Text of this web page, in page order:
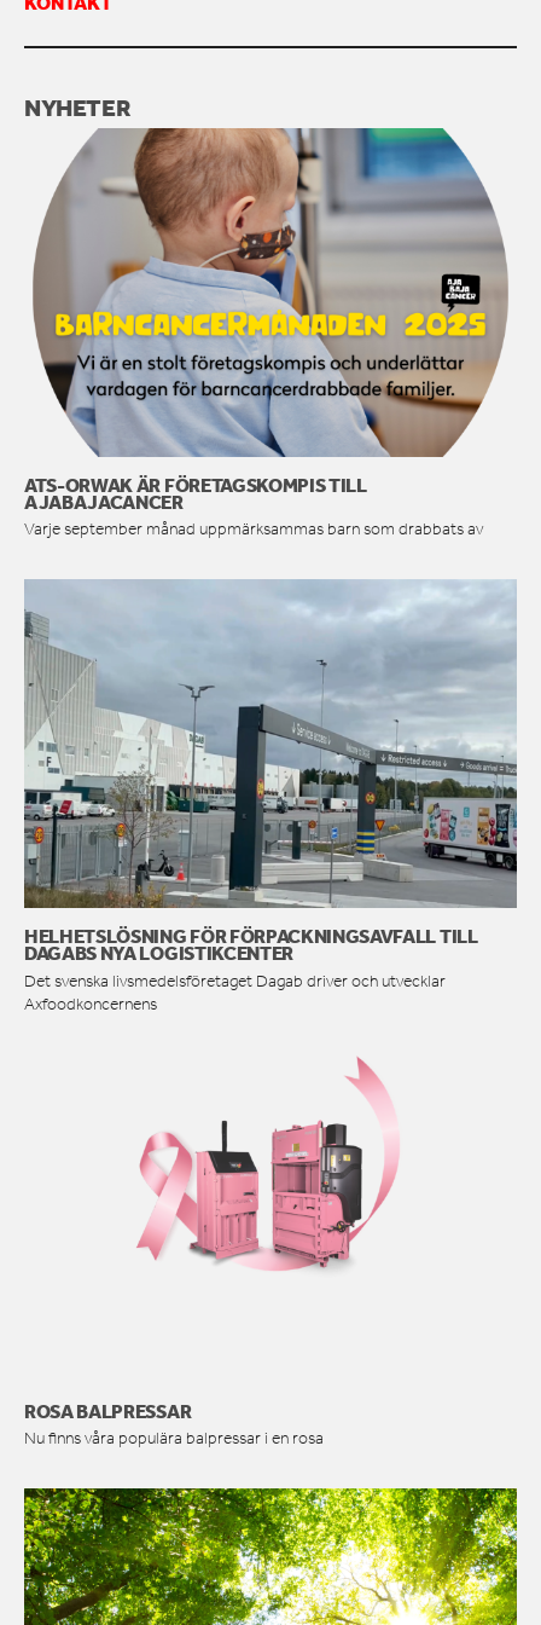
KONTAKTA OSS
NYHETER
ATS-ORWAK ÄR FÖRETAGSKOMPIS TILL
AJABAJACANCER
Varje september månad uppmärksammas barn som drabbats av
HELHETSLÖSNING FÖR FÖRPACKNINGSAVFALL TILL
DAGABS NYA LOGISTIKCENTER
Det svenska livsmedelsföretaget Dagab driver och utvecklar
Axfoodkoncernens
ROSA BALPRESSAR
Nu finns våra populära balpressar i en rosa